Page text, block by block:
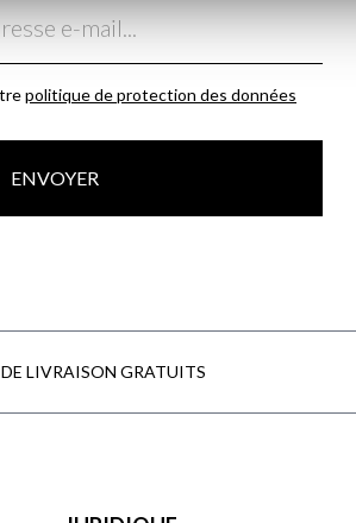
politique de protection des données
ENVOYER
LIVRAISON GRATUITS